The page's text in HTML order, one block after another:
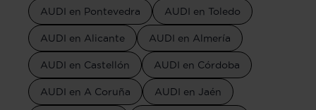
AUDI en Pontevedra AUDI en Toledo
AUDI en Alicante AUDI en Almería
AUDI en Castellón AUDI en Córdoba
AUDI en A Coruña AUDI en Jaén